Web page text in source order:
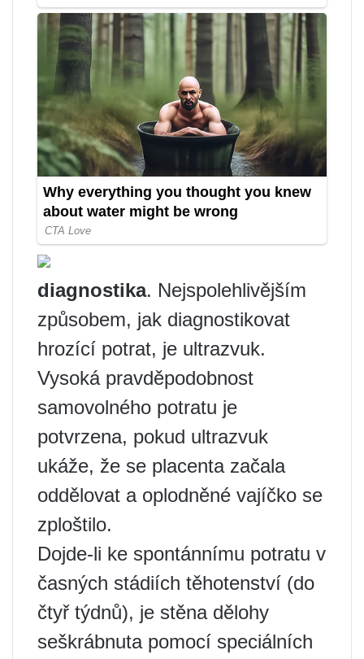
diagnostika. Nejspolehlivějším
způsobem, jak diagnostikovat
hrozící potrat, je ultrazvuk.
Vysoká pravděpodobnost
samovolného potratu je
potvrzena, pokud ultrazvuk
ukáže, že se placenta začala
oddělovat a oplodněné vajíčko se
zploštilo.
Dojde-li ke spontánnímu potratu v
časných stádiích těhotenství (do
čtyř týdnů), je stěna dělohy
seškrábnuta pomocí speciálních